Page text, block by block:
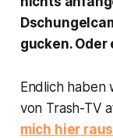
gucken. Oder
Endlich haben
von Trash-TV
mich hier raus